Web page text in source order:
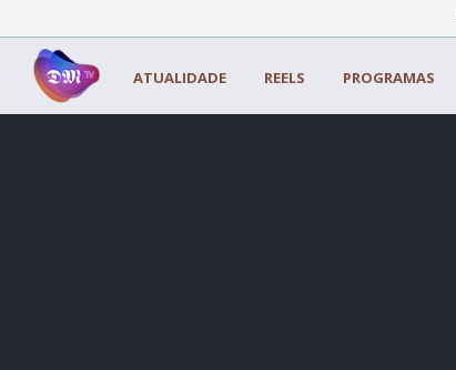
ATUALIDADE REELS PROGRAMAS